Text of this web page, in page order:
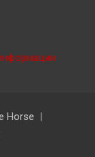
Horse